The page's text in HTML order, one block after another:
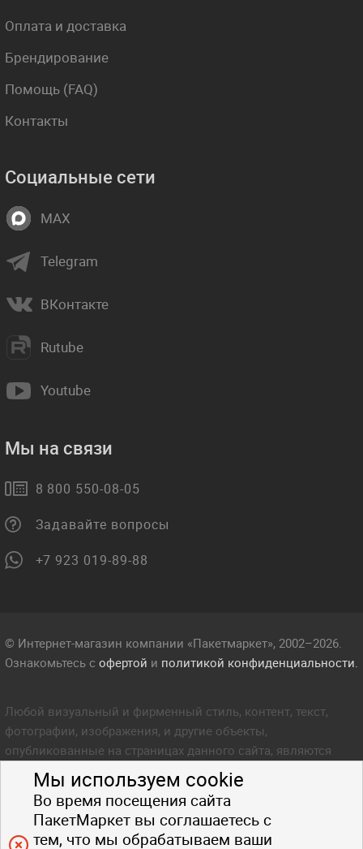
Мы используем cookie
Во время посещения сайта
ПакетМаркет вы соглашаетесь с
тем, что мы обрабатываем ваши
Оплата и доставка
Брендирование
Помощь (FAQ)
Контакты
Социальные сети
MAX
Telegram
ВКонтакте
Rutube
Youtube
Мы на связи
8 800 550-08-05
Задавайте вопросы
+7 923 019-89-88
© Интернет-магазин компании «Пакетмаркет», 2002–2026.
Ознакомьтесь с офертой и политикой конфиденциальности.
Любой визуальный и фирменный стиль, контент, текст,
фотографии, изображения, и другие объекты,
опубликованные на страницах данного сайта, являются
объектом прав интеллектуальной собственности компании
Пакетмаркет. Любое копирование стиля, контента, текста,
фотографий, изображений и других объектов данного сайта
запрещено.